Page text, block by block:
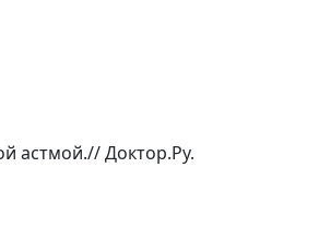
астмой.// Доктор.Ру.